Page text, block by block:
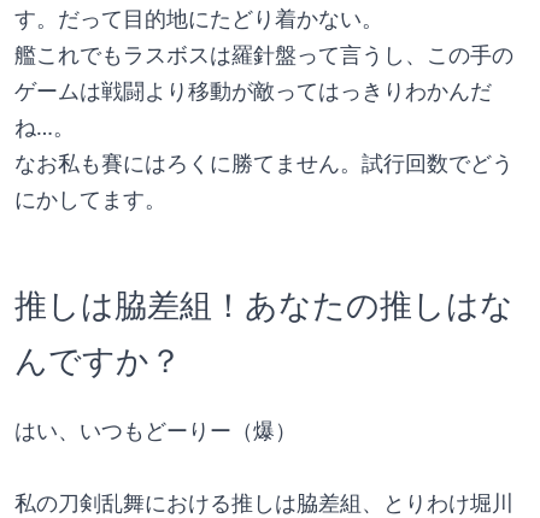
す。だって目的地にたどり着かない。
艦これでもラスボスは羅針盤って言うし、この手の
ゲームは戦闘より移動が敵ってはっきりわかんだ
ね…。
なお私も賽にはろくに勝てません。試行回数でどう
にかしてます。
推しは脇差組！あなたの推しはな
んですか？
はい、いつもどーりー（爆）
私の刀剣乱舞における推しは脇差組、とりわけ堀川